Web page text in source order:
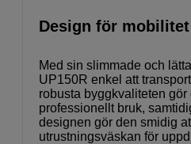
Design för
Med sin slimmade och
UP150R enkel att
robusta byggkvaliteten
professionellt bruk,
designen gör den smidig
utrustningsväskan för